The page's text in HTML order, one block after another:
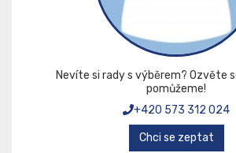
Nevíte si rady s výběrem? Ozvěte
pomůžeme!
+420 573 312 024
Chci se zeptat